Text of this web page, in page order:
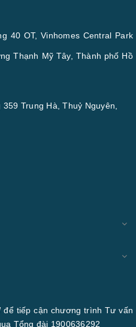
40 OT, Vinhomes Central Park
Thạnh Mỹ Tây, Thành phố Hồ
Trung Hà, Thuỷ Nguyên,
để tiếp cận chương trình Tư vấn
Tổng đài 1900636292